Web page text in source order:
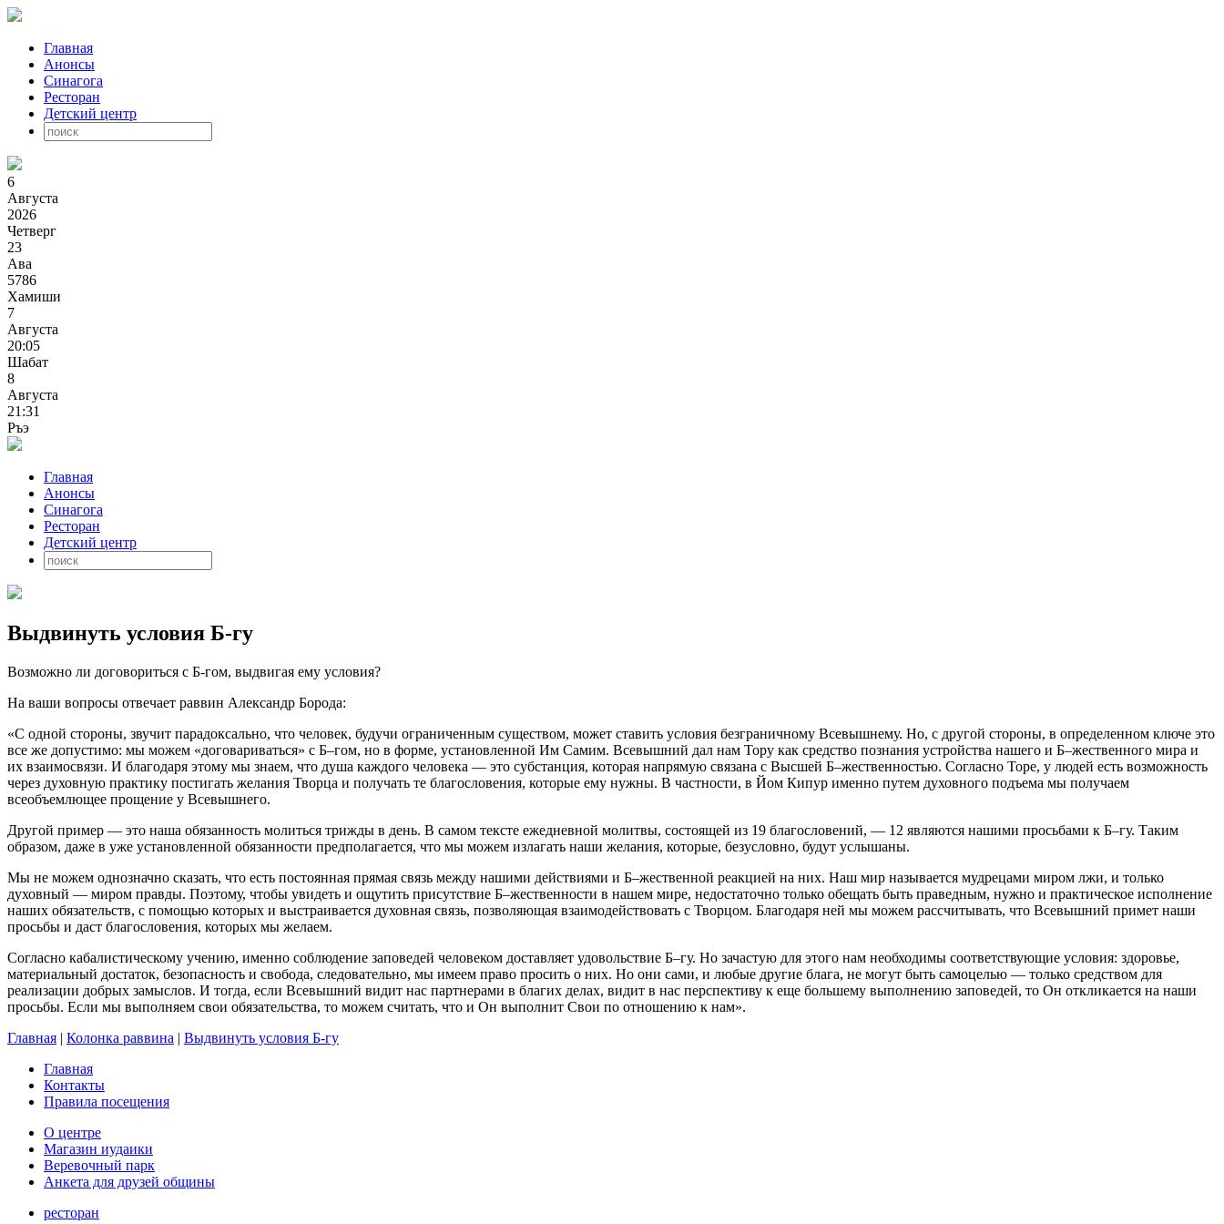
Главная
Анонсы
Синагога
Ресторан
Детский центр
6
Августа
2026
Четверг
23
Ава
5786
Хамиши
7
Августа
20:05
Шабат
8
Августа
21:31
Ръэ
Главная
Анонсы
Синагога
Ресторан
Детский центр
Выдвинуть условия Б-гу
Возможно ли договориться с Б-гом, выдвигая ему условия?
На ваши вопросы отвечает раввин Александр Борода:
«С одной стороны, звучит парадоксально, что человек, будучи ограниченным существом, может ставить условия безграничному Всевышнему. Но, с другой стороны, в определенном ключе это
все же допустимо: мы можем «договариваться» с Б–гом, но в форме, установленной Им Самим. Всевышний дал нам Тору как средство познания устройства нашего и Б–жественного мира и
их взаимосвязи. И благодаря этому мы знаем, что душа каждого человека — это субстанция, которая напрямую связана с Высшей Б–жественностью. Согласно Торе, у людей есть возможность
через духовную практику постигать желания Творца и получать те благословения, которые ему нужны. В частности, в Йом Кипур именно путем духовного подъема мы получаем
всеобъемлющее прощение у Всевышнего.
Другой пример — это наша обязанность молиться трижды в день. В самом тексте ежедневной молитвы, состоящей из 19 благословений, — 12 являются нашими просьбами к Б–гу. Таким
образом, даже в уже установленной обязанности предполагается, что мы можем излагать наши желания, которые, безусловно, будут услышаны.
Мы не можем однозначно сказать, что есть постоянная прямая связь между нашими действиями и Б–жественной реакцией на них. Наш мир называется мудрецами миром лжи, и только
духовный — миром правды. Поэтому, чтобы увидеть и ощутить присутствие Б–жественности в нашем мире, недостаточно только обещать быть праведным, нужно и практическое исполнение
наших обязательств, с помощью которых и выстраивается духовная связь, позволяющая взаимодействовать с Творцом. Благодаря ней мы можем рассчитывать, что Всевышний примет наши
просьбы и даст благословения, которых мы желаем.
Согласно кабалистическому учению, именно соблюдение заповедей человеком доставляет удовольствие Б–гу. Но зачастую для этого нам необходимы соответствующие условия: здоровье,
материальный достаток, безопасность и свобода, следовательно, мы имеем право просить о них. Но они сами, и любые другие блага, не могут быть самоцелью — только средством для
реализации добрых замыслов. И тогда, если Всевышний видит нас партнерами в благих делах, видит в нас перспективу к еще большему выполнению заповедей, то Он откликается на наши
просьбы. Если мы выполняем свои обязательства, то можем считать, что и Он выполнит Свои по отношению к нам».
Главная | Колонка раввина | Выдвинуть условия Б-гу
Главная
Контакты
Правила посещения
О центре
Магазин иудаики
Веревочный парк
Анкета для друзей общины
ресторан